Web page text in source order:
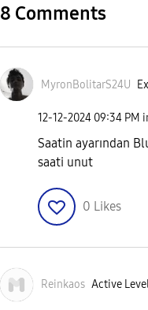
8 Comments
MyronBolitarS24U
‎12-12-2024 09:34 PM
Saatin ayarından
saati unut
0 Likes
Reinkaos Active Level